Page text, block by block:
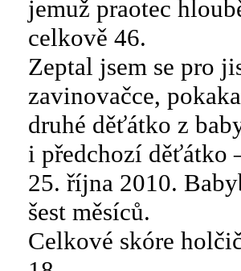
jemuž praotec
celkově 46.
Zeptal jsem se pro
zavinovačce,
druhé děťátko z
i předchozí děťátko
25. října 2010.
šest měsíců.
Celkové skóre